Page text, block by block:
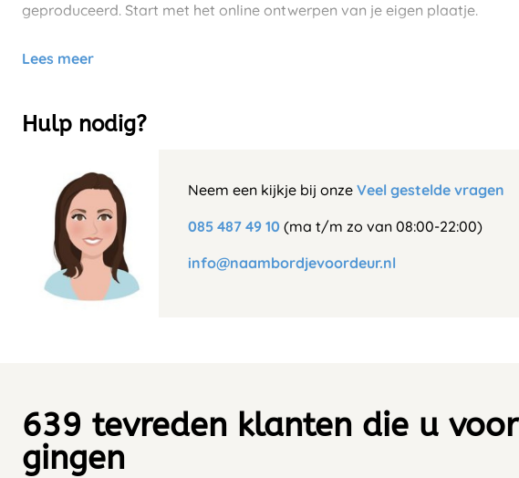
geproduceerd. Start met het online ontwerpen van je eigen plaatje.
Lees meer
Hulp nodig?
Neem een kijkje bij onze Veel gestelde vragen
085 487 49 10 (ma t/m zo van 08:00-22:00)
info@naambordjevoordeur.nl
639 tevreden klanten die u voor
gingen